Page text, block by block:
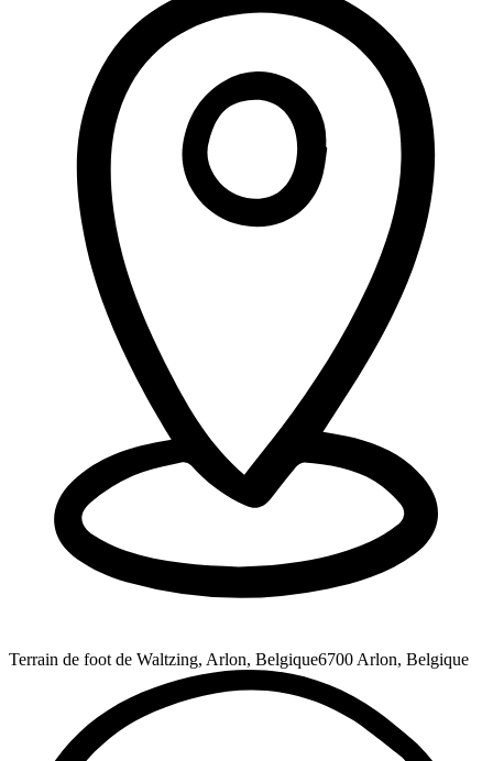
Terrain de foot de Waltzing, Arlon, Belgique6700 Arlon, Belgique